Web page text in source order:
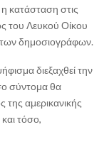
κατάσταση στις
του Λευκού Οίκου
των δημοσιογράφων.
διεξαχθεί την
σύντομα θα
αμερικανικής
τόσο,